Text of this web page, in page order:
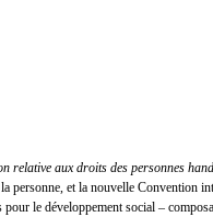
relative aux droits des personnes
et la nouvelle Convention
le développement social –